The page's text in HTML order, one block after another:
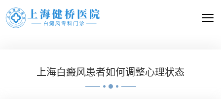
上海白癜风患者如何调整心理状态